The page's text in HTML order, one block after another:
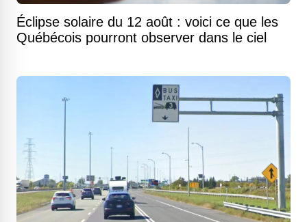
Éclipse solaire du 12 août : voici ce que les
Québécois pourront observer dans le ciel